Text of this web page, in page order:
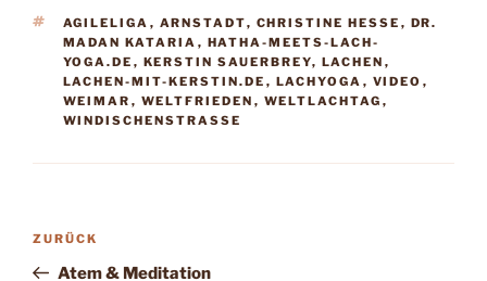
SCHLAGWÖRTER
AGILELIGA , ARNSTADT, CHRISTINE HESSE , DR.
MADAN KATARIA , HATHA-MEETS-LACH-
YOGA.DE , KERSTIN SAUERBREY, LACHEN ,
LACHEN-MIT-KERSTIN.DE , LACHYOGA , VIDEO ,
WEIMAR , WELTFRIEDEN , WELTLACHTAG ,
WINDISCHENSTRASSE
Beitragsnavigation
Vorheriger
Beitrag
ZURÜCK
Atem & Meditation